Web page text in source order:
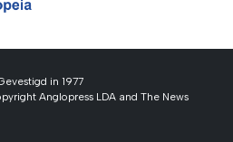
in 1977
Anglopress LDA and The News